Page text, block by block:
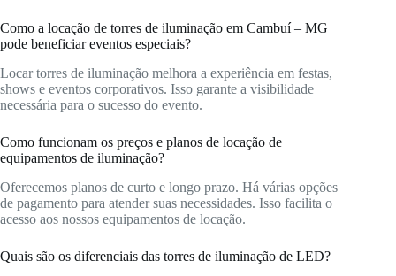
Como a locação de torres de iluminação em Cambuí – MG
pode beneficiar eventos especiais?
Locar torres de iluminação melhora a experiência em festas,
shows e eventos corporativos. Isso garante a visibilidade
necessária para o sucesso do evento.
Como funcionam os preços e planos de locação de
equipamentos de iluminação?
Oferecemos planos de curto e longo prazo. Há várias opções
de pagamento para atender suas necessidades. Isso facilita o
acesso aos nossos equipamentos de locação.
Quais são os diferenciais das torres de iluminação de LED?